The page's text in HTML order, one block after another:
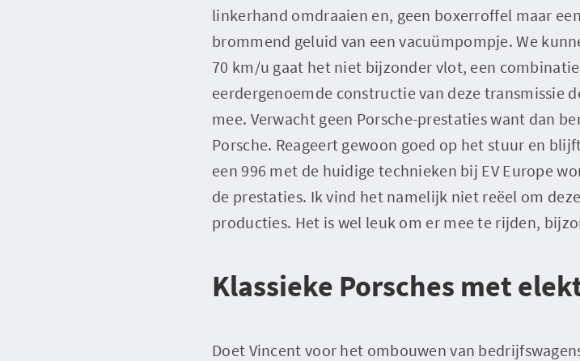
linkerhand omdraaien en, geen boxerroffel maar
brommend geluid van een vacuümpompje. We
70 km/u gaat het niet bijzonder vlot, een
eerdergenoemde constructie van deze transmissie
mee. Verwacht geen Porsche-prestaties want dan
Porsche. Reageert gewoon goed op het stuur en
een 996 met de huidige technieken bij EV Europe
de prestaties. Ik vind het namelijk niet reëel om
producties. Het is wel leuk om er mee te rijden,
Klassieke Porsches met
Doet Vincent voor het ombouwen van